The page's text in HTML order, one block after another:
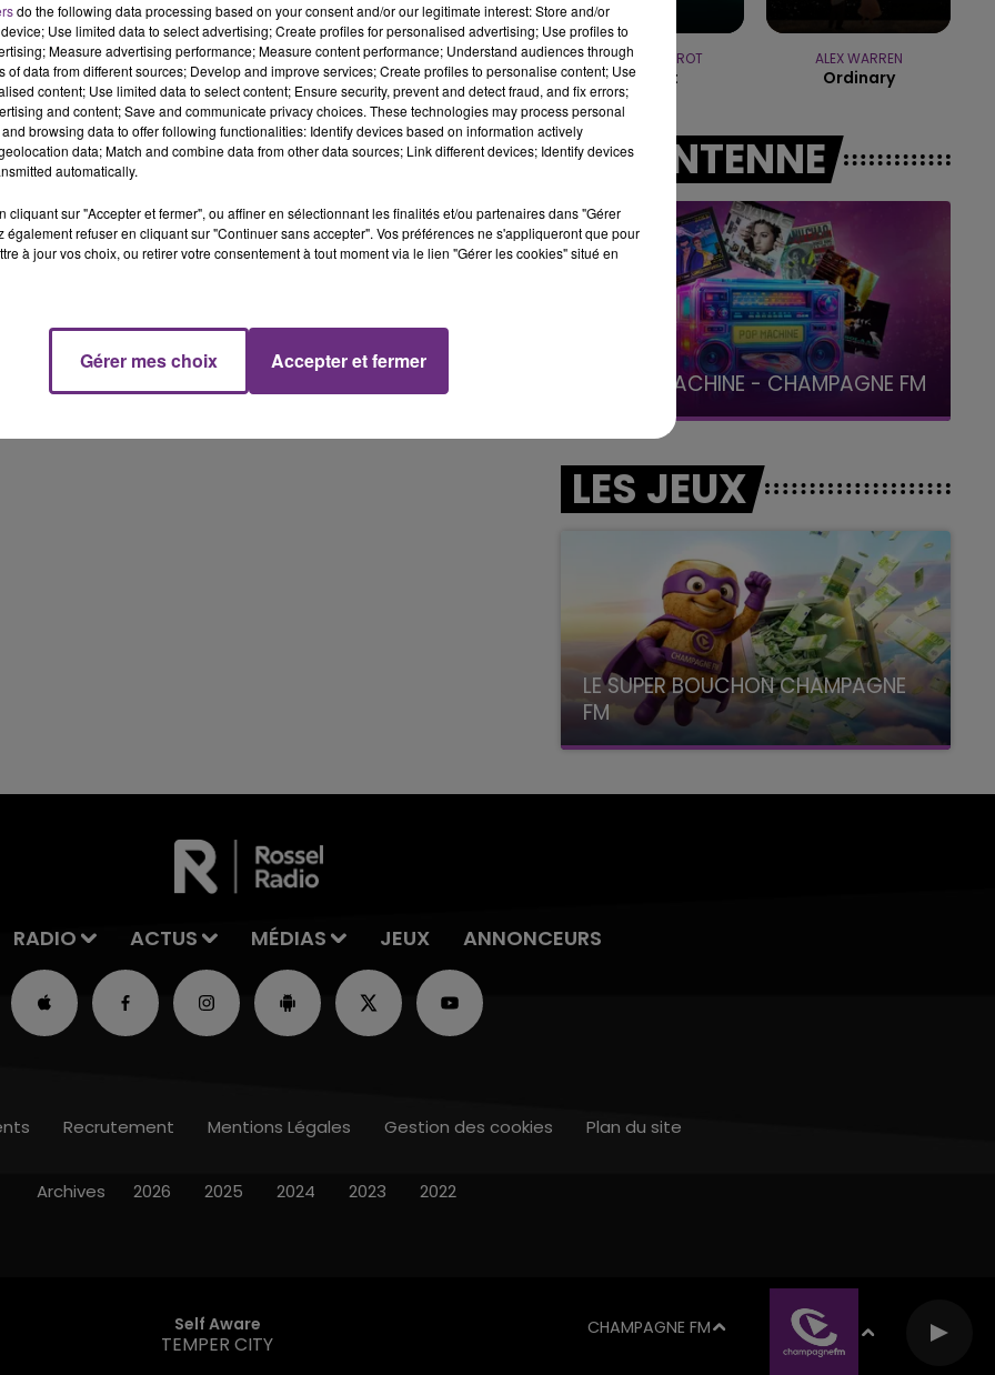
LE MAGASIN JOUÉCLUB DE REIMS FERME
SES PORTES
C'était l'une des institutions du centre-ville
fermer ses portes.
JEREMY FREROT
Frerot
ALEX WARREN
Ordinary
A L'ANTENNE
15h00 - 19h00
Le Club Champagne FM LA POP MACHINE - CHAMPAGNE FM
LES JEUX
LE SUPER BOUCHON CHAMPAGNE
FM
avec La Famille Champagne FM, à 8H10
RADIO ACTUS MÉDIAS JEUX ANNONCEURS
Self Aware
TEMPER CITY
CHAMPAGNE FM
Recrutement Mentions Légales Gestion des cookies Plan du site
Archives 2026 2025 2024 2023 2022
do the following data processing based on your consent and/or our legitimate interest: Store and/or
Use limited data to select advertising; Create profiles for personalised advertising; Use profiles to
Measure advertising performance; Measure content performance; Understand audiences through
of data from different sources; Develop and improve services; Create profiles to personalise content; Use
content; Use limited data to select content; Ensure security, prevent and detect fraud, and fix errors;
and content; Save and communicate privacy choices. These technologies may process personal
browsing data to offer following functionalities: Identify devices based on information actively
data; Match and combine data from other data sources; Link different devices; Identify devices
automatically.
cliquant sur "Accepter et fermer", ou affiner en sélectionnant les finalités et/ou partenaires dans "Gérer
également refuser en cliquant sur "Continuer sans accepter". Vos préférences ne s'appliqueront que pour
à jour vos choix, ou retirer votre consentement à tout moment via le lien "Gérer les cookies" situé en
Gérer mes choix Accepter et fermer